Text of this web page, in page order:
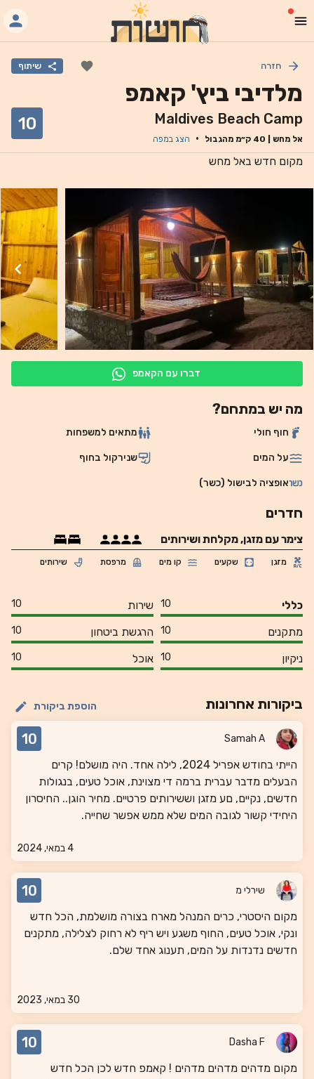
חזרה שיתוף
מלדיבי ביץ' קאמפ
Maldives Beach Camp
אל מחש 40 ק״מ מהגבול · הצג במפה
10
מקום חדש באל מחש
דברו עם הקאמפ
מה יש במתחם?
חוף חולי מתאים למשפחות
על המים שנירקול בחוף
אופציה לבישול (כשר)
חדרים
צימר עם מזגן, מקלחת ושירותים
מזגן שקעים קו מים מרפסת שירותים
כללי 10 שירות 10
מתקנים 10 הרגשת ביטחון 10
ניקיון 10 אוכל 10
ביקורות אחרונות הוספת ביקורת
Samah A
10
הייתי בחודש אפריל 2024, לילה אחד. היה מושלם! קרים
הבעלים מדבר עברית ברמה די מצוינת, אוכל טעים, בנגולות
חדשים, נקיים, םע מזגן וששירותים פרטיים. מחיר הוגן.. החיסרון
היחידי קשור לגובה המים שלא ממש אפשר שחייה.
4 במאי, 2024
שירלי מ 10
מקום היסטרי, כרים המנהל מארח בצורה מושלמת, הכל חדש
ונקי, אוכל טעים, החוף משגע ויש ריף לא רחוק לצלילה, מתקנים
חדשים נדנדות על המים, תענוג אחד שלם.
30 במאי, 2023
Dasha F
10
מקום מדהים מדהים מדהים ! קאמפ חדש לכן הכל חדש